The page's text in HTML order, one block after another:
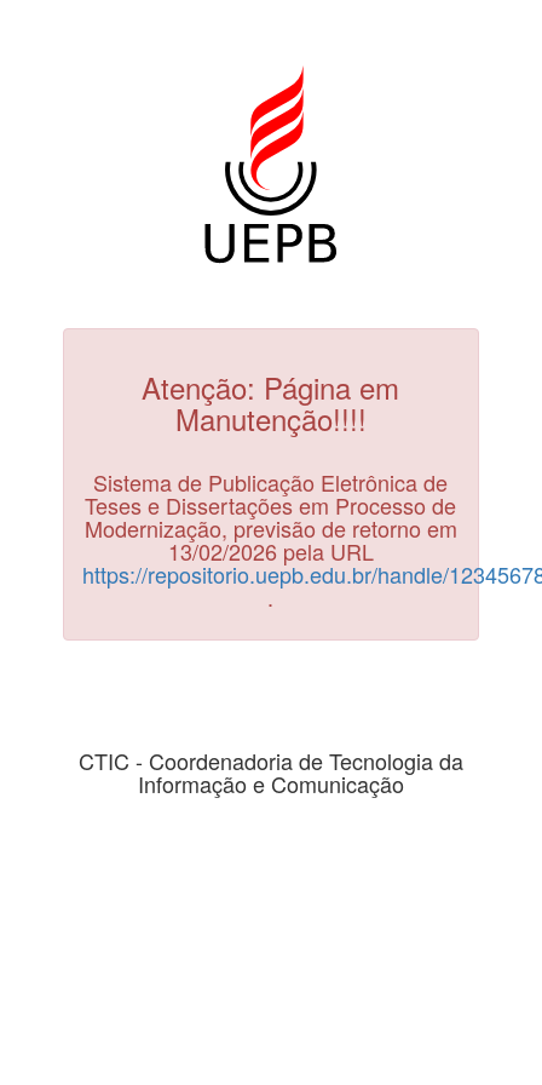
Atenção: Página em
Manutenção!!!!
Sistema de Publicação Eletrônica de
Teses e Dissertações em Processo de
Modernização, previsão de retorno em
13/02/2026 pela URL
https://repositorio.uepb.edu.br/handle/
.
CTIC - Coordenadoria de Tecnologia da
Informação e Comunicação